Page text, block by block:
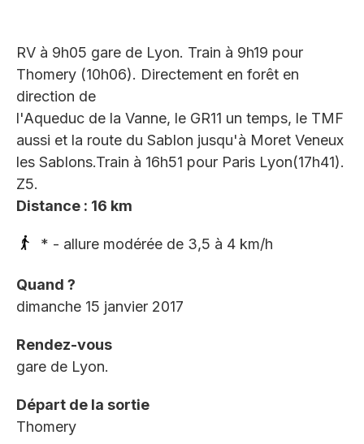
RV à 9h05 gare de Lyon. Train à 9h19 pour
Thomery (10h06). Directement en forêt en
direction de
l'Aqueduc de la Vanne, le GR11 un temps, le TMF
aussi et la route du Sablon jusqu'à Moret Veneux
les Sablons.Train à 16h51 pour Paris Lyon(17h41).
Z5.
Distance : 16 km
* - allure modérée de 3,5 à 4 km/h
Quand ?
dimanche 15 janvier 2017
Rendez-vous
gare de Lyon.
Départ de la sortie
Thomery